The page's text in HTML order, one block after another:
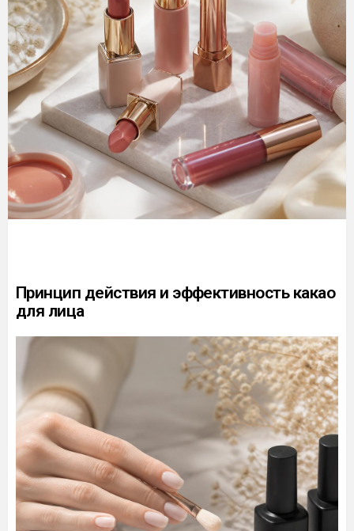
Принцип действия и эффективность какао
для лица